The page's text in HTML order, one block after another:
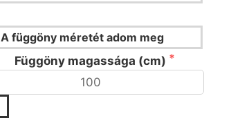
A függöny méretét adom meg
Függöny magassága (cm)